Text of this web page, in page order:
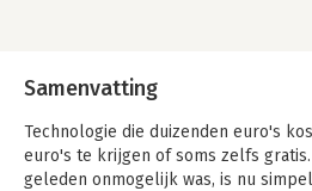
Samenvatting
Technologie die duizenden euro's
euro's te krijgen of soms zelfs
geleden onmogelijk was, is nu